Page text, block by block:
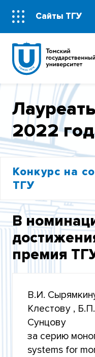
Сайты ТГУ
2022
Конкурс на
ТГУ
СОСТАВ
ДОКУМЕНТЫ
ЛАУРЕАТЫ
В
премия
В.И.
Клестову ,
Сунцову
за серию
systems for